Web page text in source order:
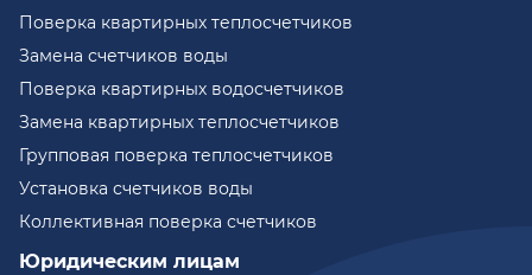
Поверка квартирных теплосчетчиков
Замена счетчиков воды
Поверка квартирных водосчетчиков
Замена квартирных теплосчетчиков
Групповая поверка теплосчетчиков
Установка счетчиков воды
Коллективная поверка счетчиков
Юридическим лицам